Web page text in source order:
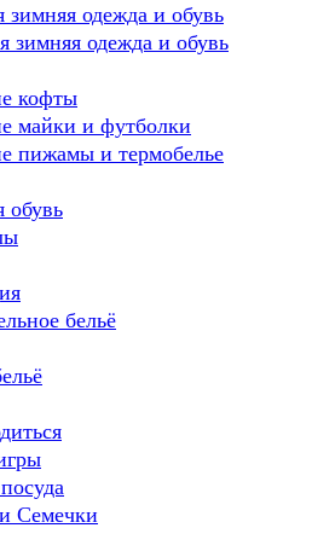
зимняя одежда и обувь
зимняя одежда и обувь
кофты
майки и футболки
пижамы и термобелье
обувь
бельё
Семечки